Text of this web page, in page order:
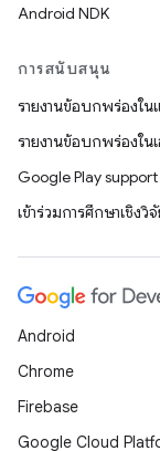
Android NDK
การสนับสนุน
รายงานข้อบกพร่องใ
รายงานข้อบกพร่องใน
Google Play support
เข้าร่วมการศึกษาเชิงวิ
Android
Chrome
Firebase
Google Cloud